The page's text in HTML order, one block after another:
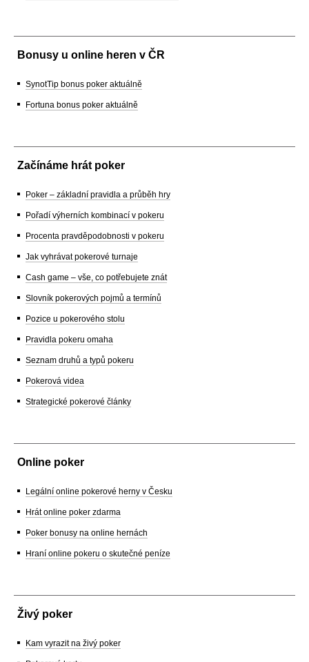
Bonusy u online heren v ČR
SynotTip bonus poker aktuálně
Fortuna bonus poker aktuálně
Začínáme hrát poker
Poker – základní pravidla a průběh hry
Pořadí výherních kombinací v pokeru
Procenta pravděpodobnosti v pokeru
Jak vyhrávat pokerové turnaje
Cash game – vše, co potřebujete znát
Slovník pokerových pojmů a termínů
Pozice u pokerového stolu
Pravidla pokeru omaha
Seznam druhů a typů pokeru
Pokerová videa
Strategické pokerové články
Online poker
Legální online pokerové herny v Česku
Hrát online poker zdarma
Poker bonusy na online hernách
Hraní online pokeru o skutečné peníze
Živý poker
Kam vyrazit na živý poker